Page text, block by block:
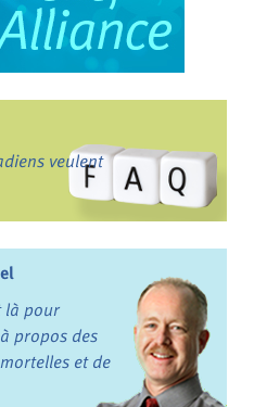
veulent
là pour
propos des
et de